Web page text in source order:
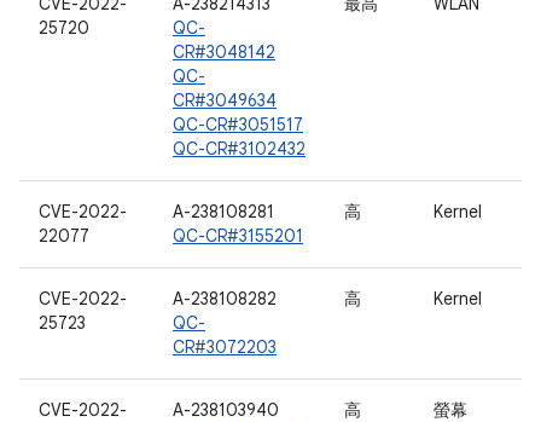
25720
QC-
CR#3048142
QC-
CR#3049634
QC-CR#3051517
QC-CR#3102432
CVE-2022-
22077
A-238108281
QC-CR#3155201
高 Kernel
CVE-2022-
25723
A-238108282
QC-
CR#3072203
高 Kernel
CVE-2022-
A-238103940
高 螢幕